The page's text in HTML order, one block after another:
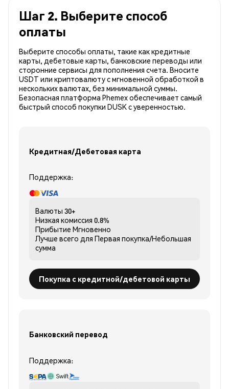
Шаг 2. Выберите способ
оплаты
Выберите способы оплаты, такие как кредитные
карты, дебетовые карты, банковские переводы или
сторонние сервисы для пополнения счета. Вносите
USDT или криптовалюту с мгновенной обработкой в
нескольких валютах, без минимальной суммы.
Безопасная платформа Phemex обеспечивает самый
быстрый способ покупки DUSK с уверенностью.
Кредитная/Дебетовая карта
Поддержка:
Валюты 30+
Низкая комиссия 0.8%
Прибытие Мгновенно
Лучше всего для Первая покупка/Небольшая
сумма
Покупка с кредитной/дебетовой карты
Банковский перевод
Поддержка: